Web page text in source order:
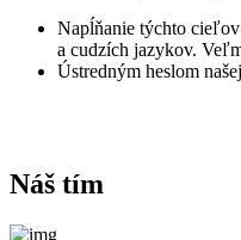
Napĺňanie týchto
a cudzích jazykov.
Ústredným heslom
Náš tím